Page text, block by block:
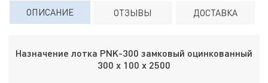
ОПИСАНИЕ ОТЗЫВЫ ДОСТАВКА
Назначение лотка PNK-300 замковый оцинкованный
300 х 100 х 2500